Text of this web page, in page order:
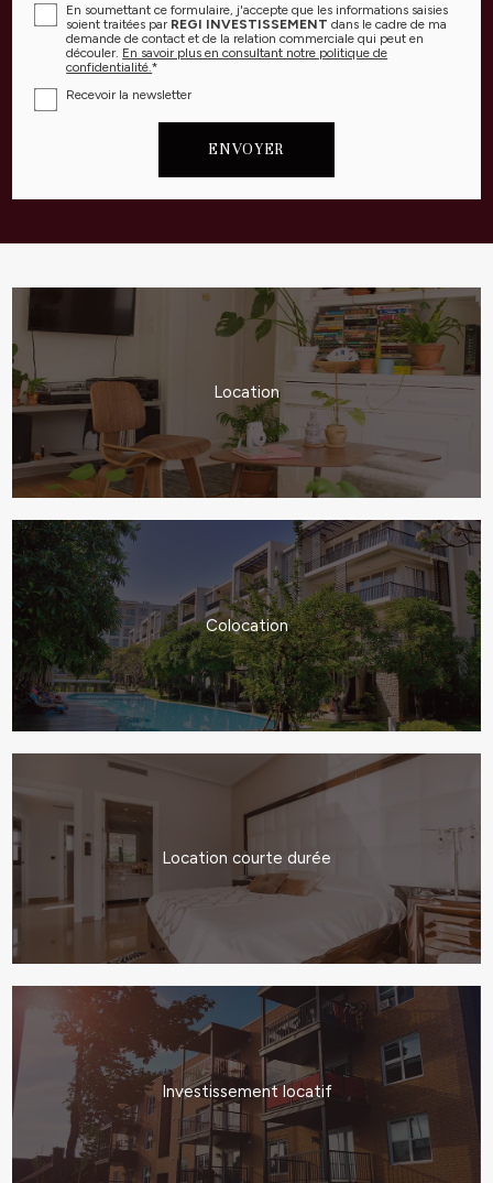
En soumettant ce formulaire, j'accepte que les informations saisies
soient traitées par REGI INVESTISSEMENT dans le cadre de ma
demande de contact et de la relation commerciale qui peut en
découler. En savoir plus en consultant notre politique de
confidentialité.*
Recevoir la newsletter
Location
Colocation
Location courte durée
Investissement locatif